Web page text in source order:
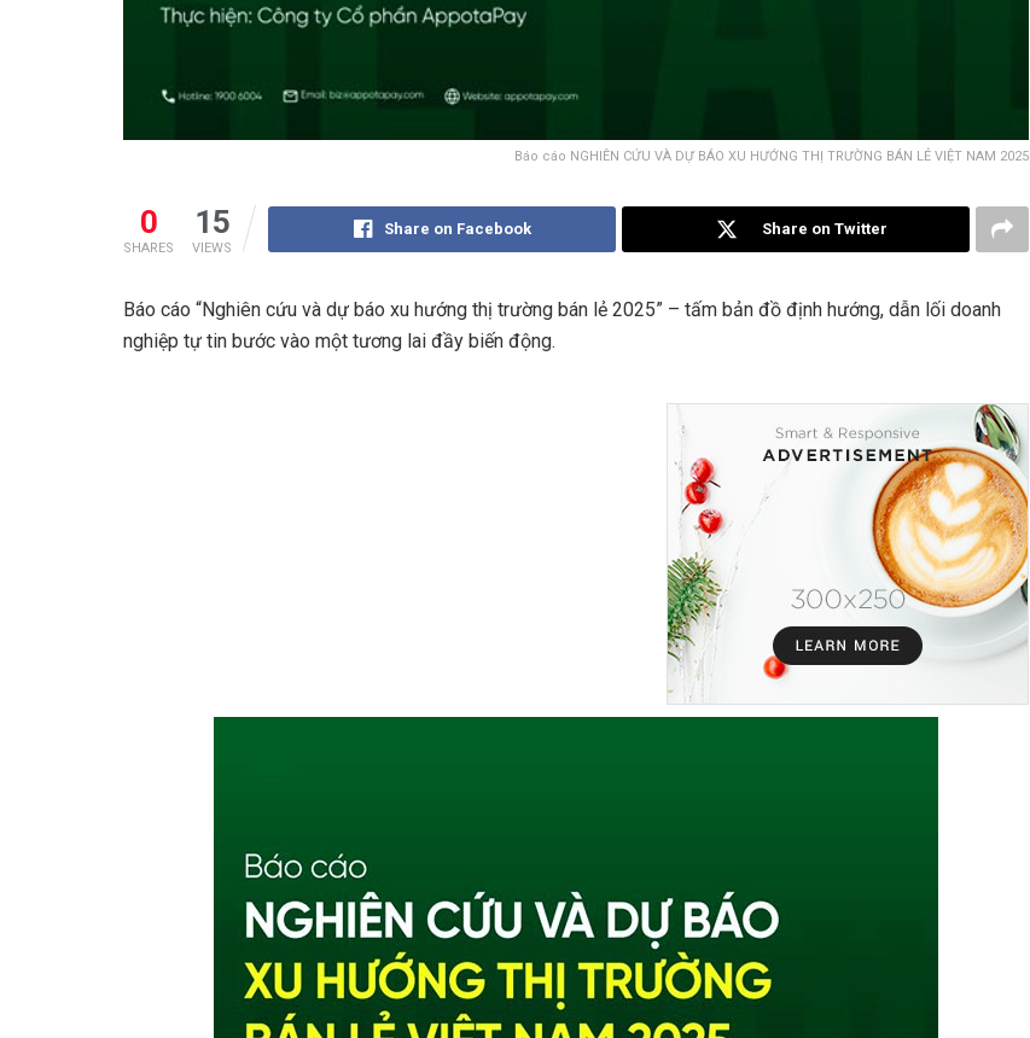
Báo cáo NGHIÊN CỨU VÀ DỰ BÁO XU HƯỚNG THỊ TRƯỜNG BÁN LẺ VIỆT NAM 2025
0
SHARES
15
VIEWS
Share on Facebook Share on Twitter
Báo cáo “Nghiên cứu và dự báo xu hướng thị trường bán lẻ 2025” – tấm bản đồ định hướng, dẫn lối doanh
nghiệp tự tin bước vào một tương lai đầy biến động.